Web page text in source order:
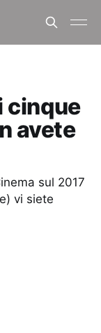
cinque
avete
sul 2017
vi siete